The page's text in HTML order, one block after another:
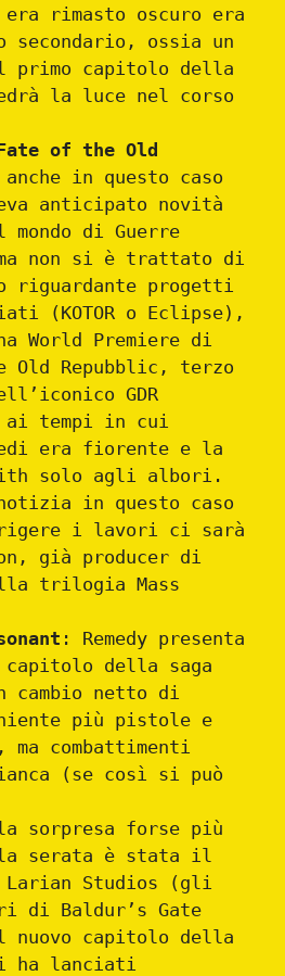
rimasto oscuro era
ossia un
primo capitolo della
la luce nel corso
of the Old
in questo caso
anticipato novità
di Guerre
non si è trattato di
riguardante progetti
(KOTOR o Eclipse),
World Premiere di
Old Repubblic, terzo
GDR
ai tempi in cui
era fiorente e la
solo agli albori.
in questo caso
i lavori ci sarà
già producer di
trilogia Mass
: Remedy presenta
capitolo della saga
cambio netto di
niente più pistole e
combattimenti
(se così si può
sorpresa forse più
serata è stata il
Studios (gli
di Baldur’s Gate
capitolo della
ha lanciati